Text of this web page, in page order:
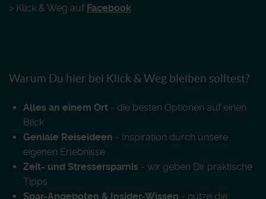
> Klick & Weg auf Facebook
Warum Du hier bei Klick & Weg bleiben solltest?
Alles an einem Ort - die besten Optionen auf einen
Blick
Geniale Reiseideen - Inspiration durch unsere
eigenen Erlebnisse
Zeit- und Stressersparnis - wir geben Dir praktische
Tipps
Spar-Angeboten & Insider-Wissen - nutze die